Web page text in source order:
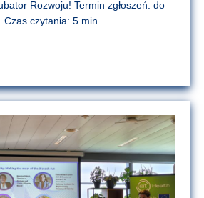
Rozwoju! Termin zgłoszeń: do
Czas czytania: 5 min